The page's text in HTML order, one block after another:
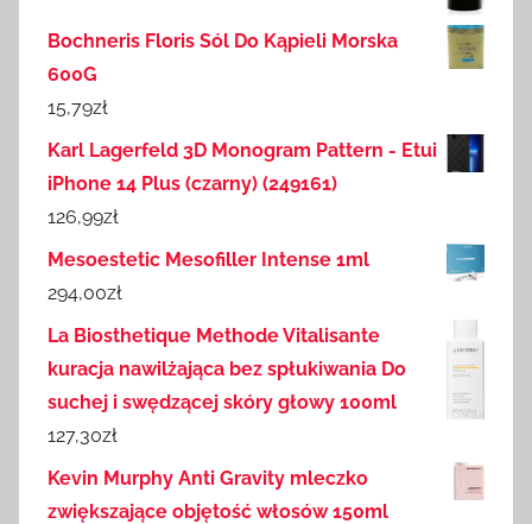
Bochneris Floris Sól Do Kąpieli Morska
600G
15,79zł
Karl Lagerfeld 3D Monogram Pattern - Etui
iPhone 14 Plus (czarny) (249161)
126,99zł
Mesoestetic Mesofiller Intense 1ml
294,00zł
La Biosthetique Methode Vitalisante
kuracja nawilżająca bez spłukiwania Do
suchej i swędzącej skóry głowy 100ml
127,30zł
Kevin Murphy Anti Gravity mleczko
zwiększające objętość włosów 150ml